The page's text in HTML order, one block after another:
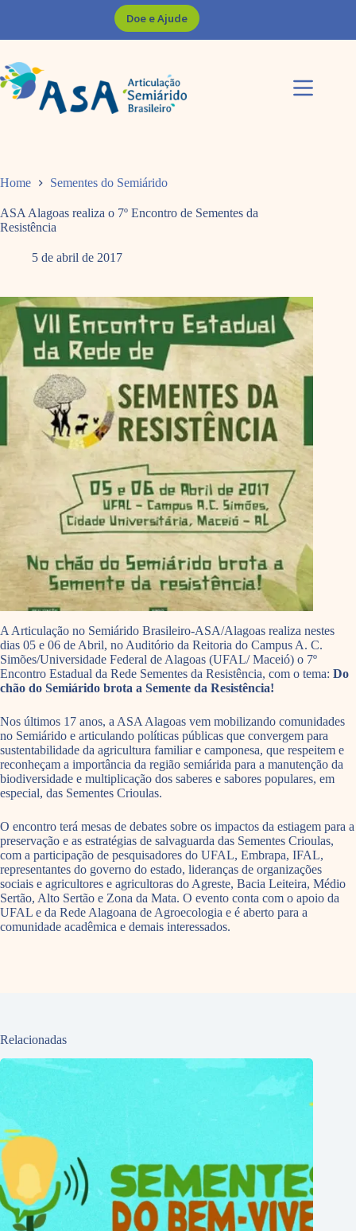
Doe e Ajude
Home Sementes do Semiárido
ASA Alagoas realiza o 7º Encontro de Sementes da
Resistência
5 de abril de 2017
A Articulação no Semiárido Brasileiro-ASA/Alagoas realiza nestes
dias 05 e 06 de Abril, no Auditório da Reitoria do Campus A. C.
Simões/Universidade Federal de Alagoas (UFAL/ Maceió) o 7º
Encontro Estadual da Rede Sementes da Resistência, com o tema: Do
chão do Semiárido brota a Semente da Resistência!
Nos últimos 17 anos, a ASA Alagoas vem mobilizando comunidades
no Semiárido e articulando políticas públicas que convergem para
sustentabilidade da agricultura familiar e camponesa, que respeitem e
reconheçam a importância da região semiárida para a manutenção da
biodiversidade e multiplicação dos saberes e sabores populares, em
especial, das Sementes Crioulas.
O encontro terá mesas de debates sobre os impactos da estiagem para a
preservação e as estratégias de salvaguarda das Sementes Crioulas,
com a participação de pesquisadores do UFAL, Embrapa, IFAL,
representantes do governo do estado, lideranças de organizações
sociais e agricultores e agricultoras do Agreste, Bacia Leiteira, Médio
Sertão, Alto Sertão e Zona da Mata. O evento conta com o apoio da
UFAL e da Rede Alagoana de Agroecologia e é aberto para a
comunidade acadêmica e demais interessados.
Relacionadas